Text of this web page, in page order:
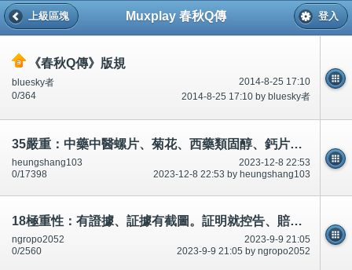
Muxplay 春秋Q傳
上級區塊 登入
《春秋Q傳》版規
2014-8-25 17:10
bluesky者
2014-8-25 17:10 by bluesky者
0/364
35嚴重：中藥中醫螺片、菊花、西藥類固醇、鈣片等,可驅寒、不老抗體防毒、顏面顏射、養顏等？意見?
2023-12-8 22:53
heungshang103
2023-12-8 22:53 by heungshang103
0/17398
18極重性：有證據、証據有截圖。証明就控告、賠償、盡量離開香港.
2023-9-9 21:05
ngropo2052
2023-9-9 21:05 by ngropo2052
0/2560